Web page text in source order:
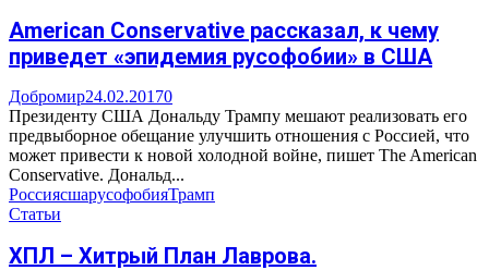
American Conservative рассказал, к чему
приведет «эпидемия русофобии» в США
Добромир24.02.20170
Президенту США Дональду Трампу мешают реализовать его
предвыборное обещание улучшить отношения с Россией, что
может привести к новой холодной войне, пишет The American
Conservative. Дональд...
РоссиясшарусофобияТрамп
Статьи
ХПЛ – Хитрый План Лаврова.